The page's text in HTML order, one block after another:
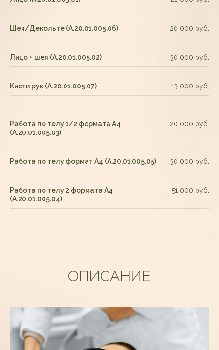
Шея/Декольте (А.20.01.005.06) 20 000 руб.
Лицо + шея (А.20.01.005.02) 30 000 руб.
Кисти рук (А.20.01.005.07) 13 000 руб.
Работа по телу 1/2 формата А4
(А.20.01.005.03)
20 000 руб.
Работа по телу формат А4 (А.20.01.005.05) 30 000 руб.
Работа по телу 2 формата А4
(А.20.01.005.04)
51 000 руб.
ОПИСАНИЕ